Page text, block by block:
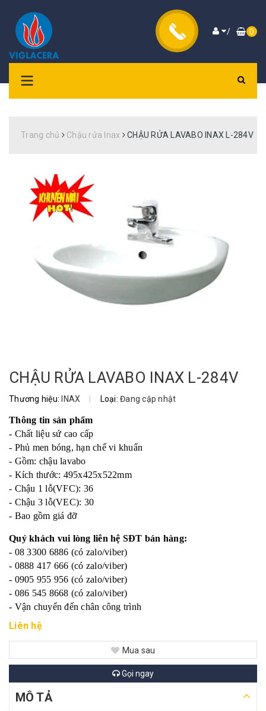
/ 0
Trang chủ Chậu rửa Inax CHẬU RỬA LAVABO INAX L-284V
CHẬU RỬA LAVABO INAX L-284V
Thương hiệu:INAX | Loại: Đang cập nhật
Thông tin sản phẩm
- Chất liệu sứ cao cấp
- Phủ men bóng, hạn chế vi khuẩn
- Gồm: chậu lavabo
- Kích thước: 495x425x522mm
- Chậu 1 lỗ(VFC): 36
- Chậu 3 lỗ(VEC): 30
- Bao gồm giá đỡ
Quý khách vui lòng liên hệ SĐT bán hàng:
- 08 3300 6886 (có zalo/viber)
- 0888 417 666 (có zalo/viber)
- 0905 955 956 (có zalo/viber)
- 086 545 8668 (có zalo/viber)
- Vận chuyển đến chân công trình
Liên hệ
Mua sau
Gọi ngay
MÔ TẢ